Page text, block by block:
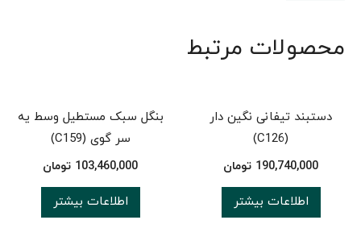
محصولات مرتبط
دستبند تیفانی نگین دار
(C126)
190,740,000 تومان
اطلاعات بیشتر
بنگل سبک مستطیل وسط یه
سر گوی (C159)
103,460,000 تومان
اطلاعات بیشتر